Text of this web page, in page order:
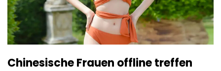
Chinesische Frauen offline treffen